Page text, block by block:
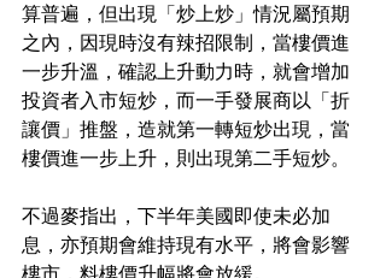
算普遍，但出現「炒上炒」情況屬預期
之內，因現時沒有辣招限制，當樓價進
一步升溫，確認上升動力時，就會增加
投資者入市短炒，而一手發展商以「折
讓價」推盤，造就第一轉短炒出現，當
樓價進一步上升，則出現第二手短炒。
不過麥指出，下半年美國即使未必加
息，亦預期會維持現有水平，將會影響